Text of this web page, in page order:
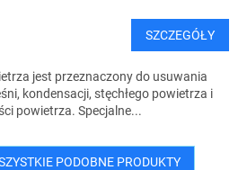
SZCZEGÓŁY
jest przeznaczony do usuwania
kondensacji, stęchłego powietrza i
powietrza. Specjalne...
PODOBNE PRODUKTY